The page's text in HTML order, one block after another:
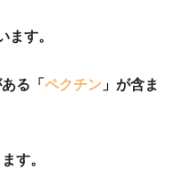
ます。
る「 ペクチン 」が含ま
す。